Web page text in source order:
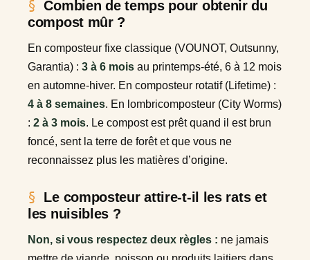
Combien de temps pour obtenir du
compost mûr ?
En composteur fixe classique (VOUNOT, Outsunny,
Garantia) : 3 à 6 mois au printemps-été, 6 à 12 mois
en automne-hiver. En composteur rotatif (Lifetime) :
4 à 8 semaines. En lombricomposteur (City Worms)
: 2 à 3 mois. Le compost est prêt quand il est brun
foncé, sent la terre de forêt et que vous ne
reconnaissez plus les matières d’origine.
Le composteur attire-t-il les rats et
les nuisibles ?
Non, si vous respectez deux règles : ne jamais